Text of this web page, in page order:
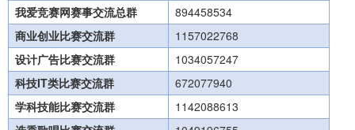
我爱竞赛网赛事交流总群
894458534
商业创业比赛交流群
1157022768
设计广告比赛交流群
1034057247
科技IT类比赛交流群
672077940
学科技能比赛交流群
1142088613